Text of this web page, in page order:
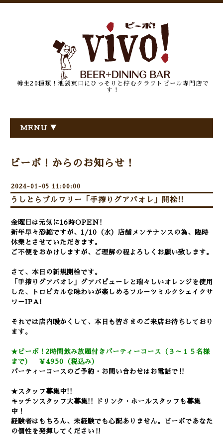
樽生20種類！池袋東口にひっそりと佇むクラフトビール専門店で
す！
MENU ▼
ビーボ！からのお知らせ！
2024-01-05 11:00:00
うしとらブルワリー「手搾りグアバオレ」開栓!!
金曜日は元気に16時OPEN!
新年早々恐縮ですが、1/10（水）店舗メンテナンスの為、臨時
休業とさせていただきます。
ご不便をおかけしますが、ご理解の程よろしくお願い致します。
さて、本日の新規開栓です。
「手搾りグアバオレ」グアバピューレと瑞々しいオレンジを使用
した、トロピカルな味わいが楽しめるフルーツミルクシェイクサ
ワーIPA!
それでは店内暖かくして、本日も皆さまのご来店お待ちしており
ます。
★ビーボ！2時間飲み放題付きパーティーコース（３～１５名様
まで） ￥4950（税込み）
パーティーコースのご予約・お問い合わせはお電話で‼
★スタッフ募集中!!
キッチンスタッフ大募集!! ドリンク・ホールスタッフも募集
中！
経験者はもちろん、未経験でも心配ありません。
ビーボであなた
の個性を発揮してください‼